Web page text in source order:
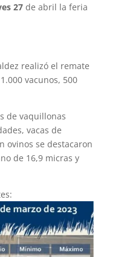
27de abril la feria
realizó el remate
vacunos, 500
de vaquillonas
vacas de
ovinos se destacaron
de 16,9 micras y